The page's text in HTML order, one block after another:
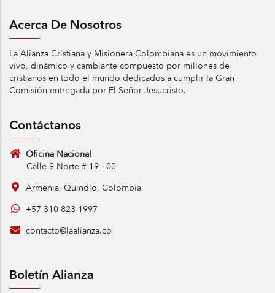
Acerca De Nosotros
La Alianza Cristiana y Misionera Colombiana es un movimiento
vivo, dinámico y cambiante compuesto por millones de
cristianos en todo el mundo dedicados a cumplir la Gran
Comisión entregada por El Señor Jesucristo.
Contáctanos
Oficina Nacional
Calle 9 Norte # 19 - 00
Armenia, Quindío, Colombia
+57 310 823 1997
contacto@laalianza.co
Boletín Alianza